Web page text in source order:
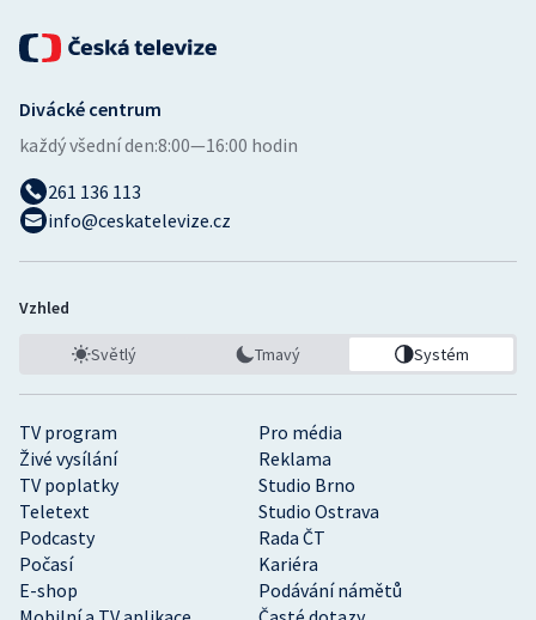
TV program
Pro média
Živé vysílání
Reklama
TV poplatky
Studio Brno
Teletext
Studio Ostrava
Podcasty
Rada ČT
Počasí
Kariéra
E-shop
Podávání námětů
Divácké centrum
každý všední den:8:00—16:00 hodin
261 136 113
info@ceskatelevize.cz
Vzhled
Světlý Tmavý Systém